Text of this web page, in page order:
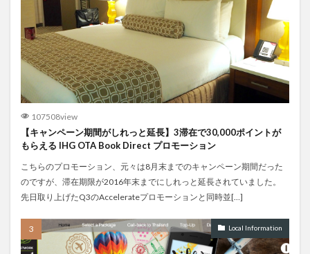
107508view
【キャンペーン期間がしれっと延長】3滞在で30,000ポイントが
もらえる IHG OTA Book Direct プロモーション
こちらのプロモーション、元々は8月末までのキャンペーン期間だった
のですが、滞在期限が2016年末までにしれっと延長されていました。
先日取り上げたQ3のAccelerateプロモーションと同時並[…]
Local Information